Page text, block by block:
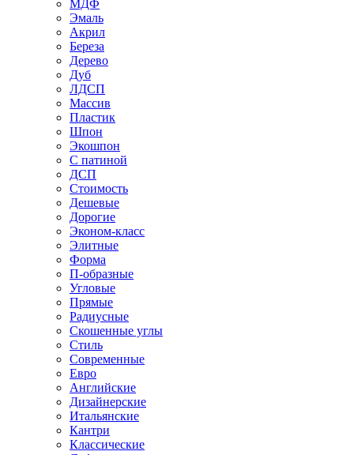
МДФ
Эмаль
Акрил
Береза
Дерево
Дуб
ЛДСП
Массив
Пластик
Шпон
Экошпон
С патиной
ДСП
Стоимость
Дешевые
Дорогие
Эконом-класс
Элитные
Форма
П-образные
Угловые
Прямые
Радиусные
Скошенные углы
Стиль
Современные
Евро
Английские
Дизайнерские
Итальянские
Кантри
Классические